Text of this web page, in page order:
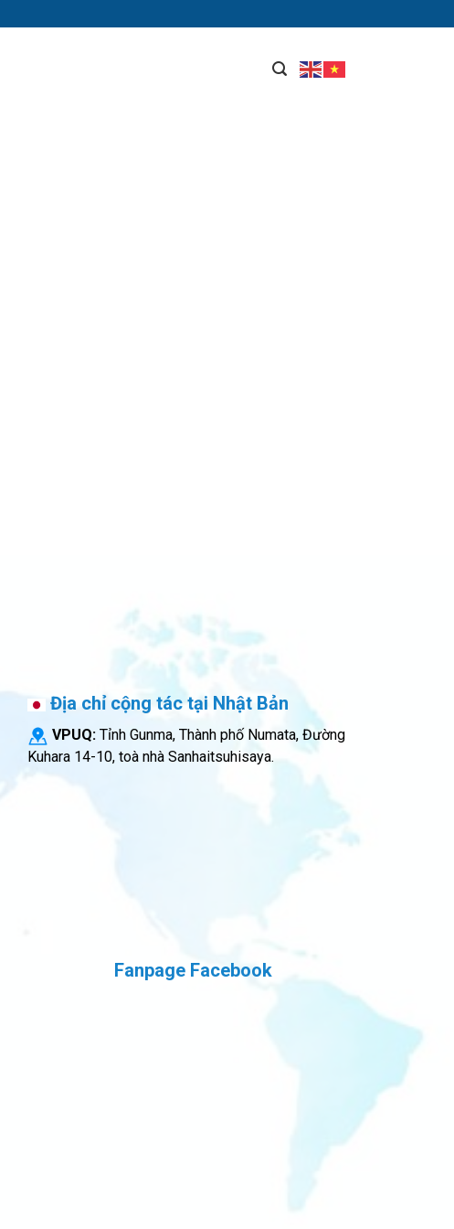
Địa chỉ cộng tác tại Nhật Bản
VPUQ: Tỉnh Gunma, Thành phố Numata, Đường
Kuhara 14-10, toà nhà Sanhaitsuhisaya.
Fanpage Facebook